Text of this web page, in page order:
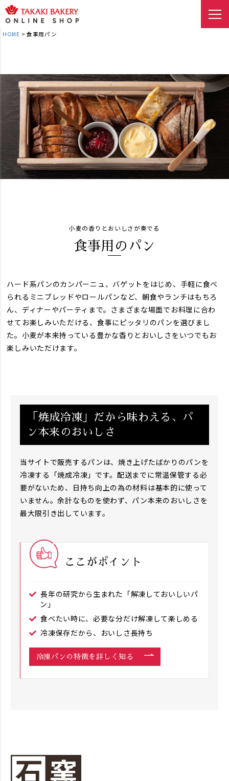
HOME 食事用パン
小麦の香りとおいしさが奏でる
食事用のパン
ハード系パンのカンパーニュ、バゲットをはじめ、手軽に食べ
られるミニブレッドやロールパンなど、朝食やランチはもちろ
ん、ディナーやパーティまで。さまざまな場面でお料理に合わ
せてお楽しみいただける、食事にピッタリのパンを選びまし
た。小麦が本来持っている豊かな香りとおいしさをいつでもお
楽しみいただけます。
「焼成冷凍」だから味わえる、パ
ン本来のおいしさ
当サイトで販売するパンは、焼き上げたばかりのパンを
冷凍する「焼成冷凍」です。配送までに常温保管する必
要がないため、日持ち向上の為の材料は基本的に使って
いません。余計なものを使わず、パン本来のおいしさを
最大限引き出しています。
ここがポイント
長年の研究から生まれた「解凍しておいしいパ
ン」
食べたい時に、必要な分だけ解凍して楽しめる
冷凍保存だから、おいしさ長持ち
冷凍パンの特徴を詳しく知る